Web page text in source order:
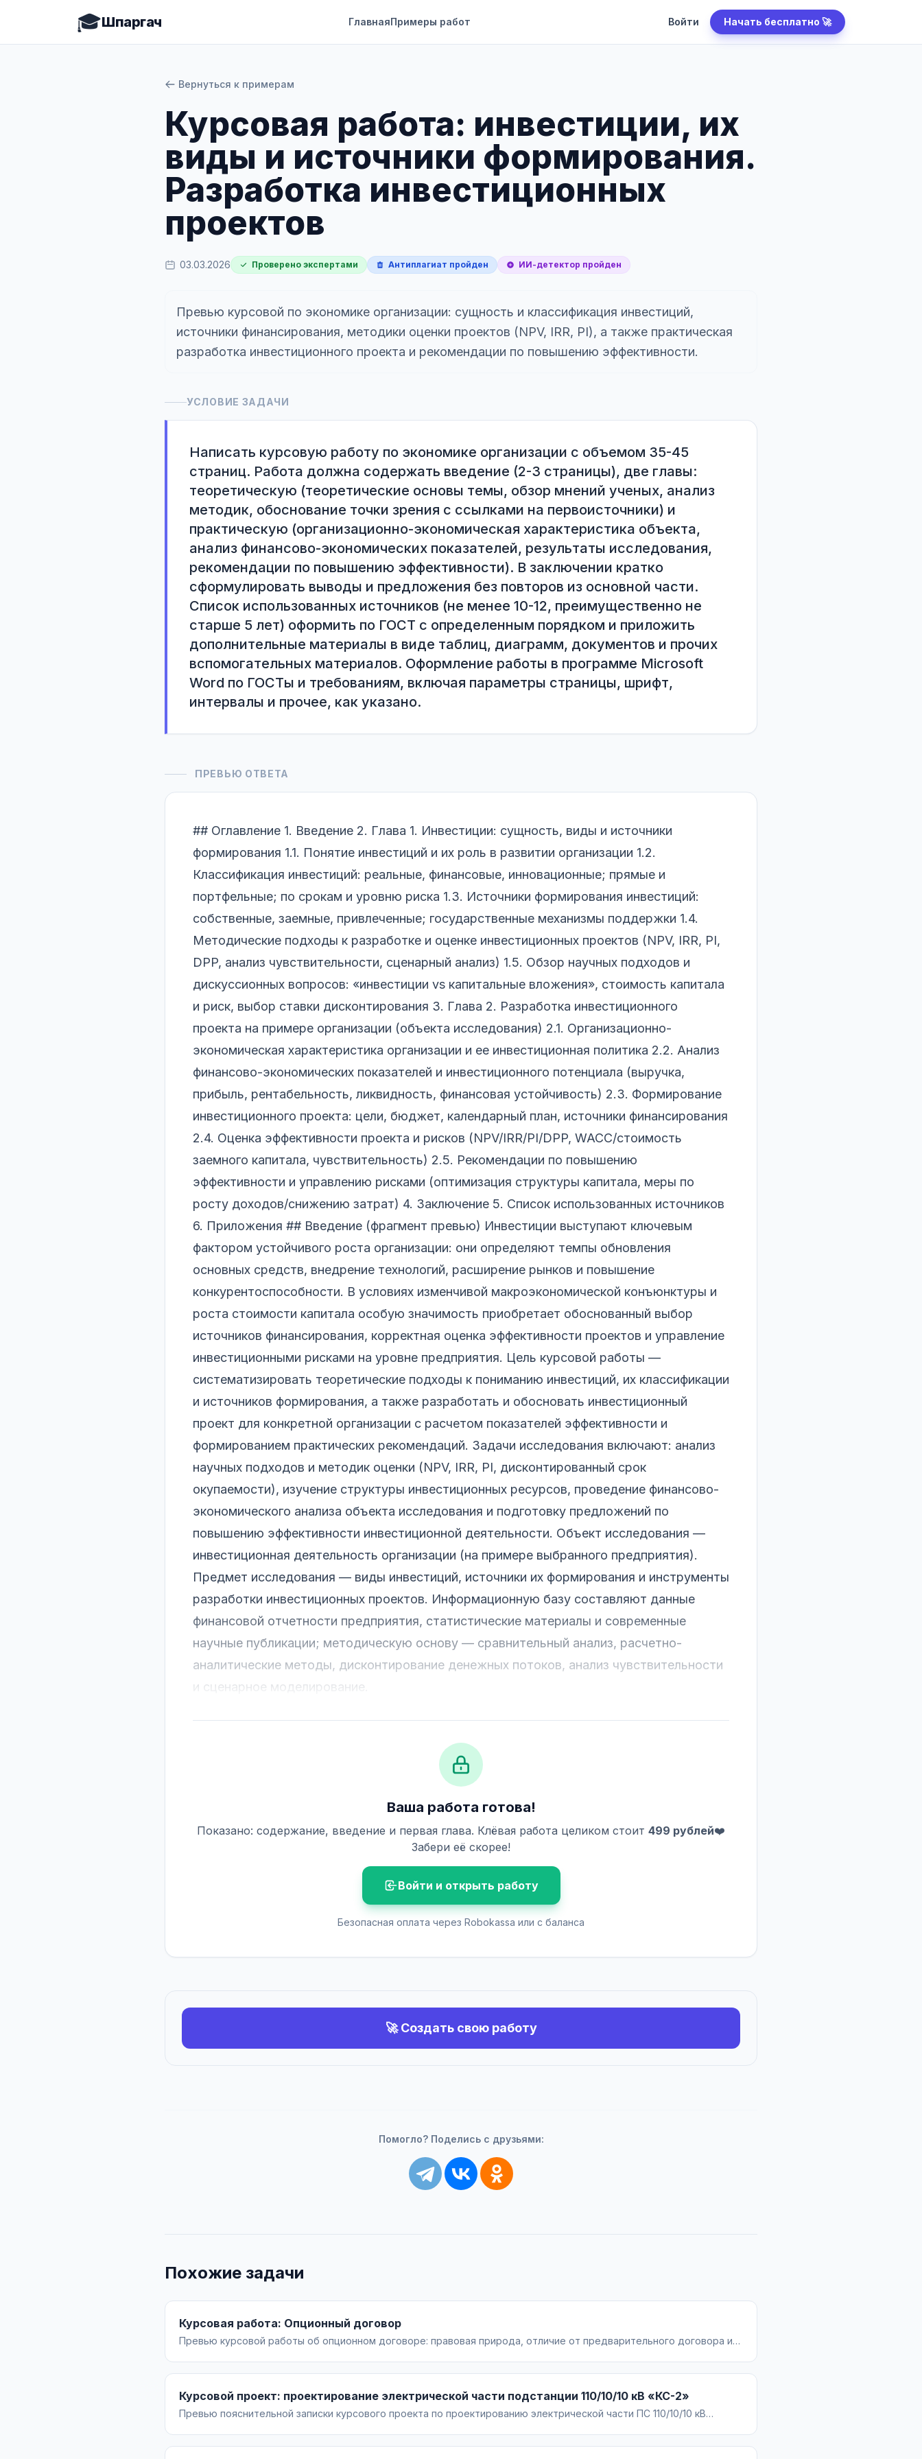
🎓Шпаргач ГлавнаяПримеры работ Войти Начать бесплатно 🚀
Вернуться к примерам
Курсовая работа: инвестиции, их
виды и источники формирования.
Разработка инвестиционных
проектов
03.03.2026 Проверено экспертами Антиплагиат пройден ИИ-детектор пройден
Превью курсовой по экономике организации: сущность и классификация инвестиций,
источники финансирования, методики оценки проектов (NPV, IRR, PI), а также практическая
разработка инвестиционного проекта и рекомендации по повышению эффективности.
УСЛОВИЕ ЗАДАЧИ
Написать курсовую работу по экономике организации с объемом 35-45
страниц. Работа должна содержать введение (2-3 страницы), две главы:
теоретическую (теоретические основы темы, обзор мнений ученых, анализ
методик, обоснование точки зрения с ссылками на первоисточники) и
практическую (организационно-экономическая характеристика объекта,
анализ финансово-экономических показателей, результаты исследования,
рекомендации по повышению эффективности). В заключении кратко
сформулировать выводы и предложения без повторов из основной части.
Список использованных источников (не менее 10-12, преимущественно не
старше 5 лет) оформить по ГОСТ с определенным порядком и приложить
дополнительные материалы в виде таблиц, диаграмм, документов и прочих
вспомогательных материалов. Оформление работы в программе Microsoft
Word по ГОСТы и требованиям, включая параметры страницы, шрифт,
интервалы и прочее, как указано.
ПРЕВЬЮ ОТВЕТА
## Оглавление 1. Введение 2. Глава 1. Инвестиции: сущность, виды и источники
формирования 1.1. Понятие инвестиций и их роль в развитии организации 1.2.
Классификация инвестиций: реальные, финансовые, инновационные; прямые и
портфельные; по срокам и уровню риска 1.3. Источники формирования инвестиций:
собственные, заемные, привлеченные; государственные механизмы поддержки 1.4.
Методические подходы к разработке и оценке инвестиционных проектов (NPV, IRR, PI,
DPP, анализ чувствительности, сценарный анализ) 1.5. Обзор научных подходов и
дискуссионных вопросов: «инвестиции vs капитальные вложения», стоимость капитала
и риск, выбор ставки дисконтирования 3. Глава 2. Разработка инвестиционного
проекта на примере организации (объекта исследования) 2.1. Организационно-
экономическая характеристика организации и ее инвестиционная политика 2.2. Анализ
финансово-экономических показателей и инвестиционного потенциала (выручка,
прибыль, рентабельность, ликвидность, финансовая устойчивость) 2.3. Формирование
инвестиционного проекта: цели, бюджет, календарный план, источники финансирования
2.4. Оценка эффективности проекта и рисков (NPV/IRR/PI/DPP, WACC/стоимость
заемного капитала, чувствительность) 2.5. Рекомендации по повышению
эффективности и управлению рисками (оптимизация структуры капитала, меры по
росту доходов/снижению затрат) 4. Заключение 5. Список использованных источников
6. Приложения ## Введение (фрагмент превью) Инвестиции выступают ключевым
фактором устойчивого роста организации: они определяют темпы обновления
основных средств, внедрение технологий, расширение рынков и повышение
конкурентоспособности. В условиях изменчивой макроэкономической конъюнктуры и
роста стоимости капитала особую значимость приобретает обоснованный выбор
источников финансирования, корректная оценка эффективности проектов и управление
инвестиционными рисками на уровне предприятия. Цель курсовой работы —
систематизировать теоретические подходы к пониманию инвестиций, их классификации
и источников формирования, а также разработать и обосновать инвестиционный
проект для конкретной организации с расчетом показателей эффективности и
формированием практических рекомендаций. Задачи исследования включают: анализ
научных подходов и методик оценки (NPV, IRR, PI, дисконтированный срок
окупаемости), изучение структуры инвестиционных ресурсов, проведение финансово-
экономического анализа объекта исследования и подготовку предложений по
повышению эффективности инвестиционной деятельности. Объект исследования —
инвестиционная деятельность организации (на примере выбранного предприятия).
Предмет исследования — виды инвестиций, источники их формирования и инструменты
разработки инвестиционных проектов. Информационную базу составляют данные
финансовой отчетности предприятия, статистические материалы и современные
научные публикации; методическую основу — сравнительный анализ, расчетно-
аналитические методы, дисконтирование денежных потоков, анализ чувствительности
и сценарное моделирование.
Ваша работа готова!
Показано: содержание, введение и первая глава. Клёвая работа целиком стоит 499 рублей❤️
Забери её скорее!
Войти и открыть работу
Безопасная оплата через Robokassa или с баланса
🚀 Создать свою работу
Помогло? Поделись с друзьями:
Похожие задачи
Курсовая работа: Опционный договор
Превью курсовой работы об опционном договоре: правовая природа, отличие от предварительного договора и
Курсовой проект: проектирование электрической части подстанции 110/10/10 кВ «КС-2»
Превью пояснительной записки курсового проекта по проектированию электрической части ПС 110/10/10 кВ